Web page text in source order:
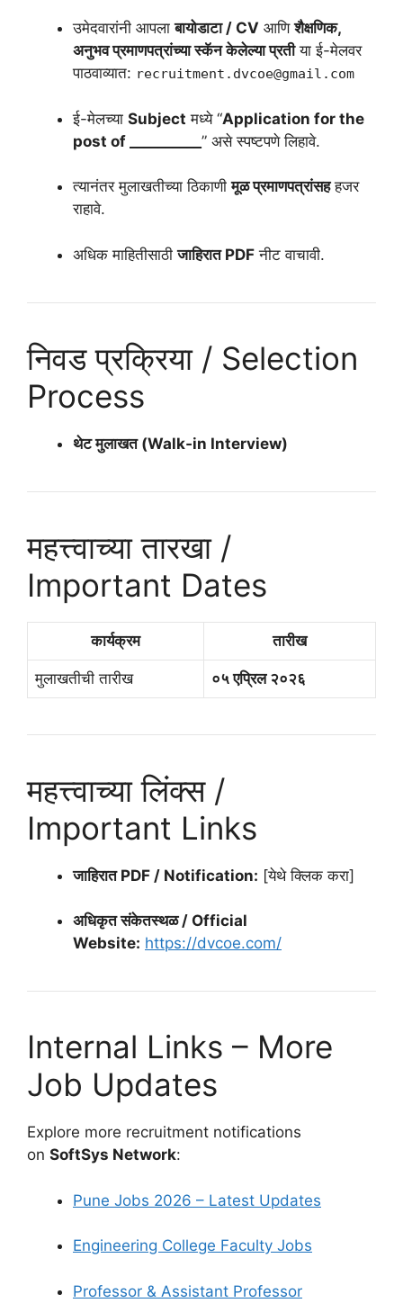
उमेदवारांनी आपलाबायोडाटा / CV आणिशैक्षणिक,
अनुभव प्रमाणपत्रांच्या स्कॅन केलेल्या प्रतीया ई-मेलवर
पाठवाव्यात: recruitment.dvcoe@gmail.com
ई-मेलच्या Subject मध्ये “Application for the
post of __________ ” असे स्पष्टपणे लिहावे.
त्यानंतर मुलाखतीच्या ठिकाणीमूळ प्रमाणपत्रांसहहजर
राहावे.
अधिक माहितीसाठीजाहिरात PDF नीट वाचावी.
निवड प्रक्रिया / Selection
Process
थेट मुलाखत (Walk‑in Interview)
महत्त्वाच्या तारखा /
Important Dates
कार्यक्रम तारीख
मुलाखतीची तारीख ०५ एप्रिल २०२६
महत्त्वाच्या लिंक्स /
Important Links
जाहिरात PDF / Notification: [येथे क्लिक करा]
अधिकृत संकेतस्थळ / Official
Website: https://dvcoe.com/
Internal Links – More
Job Updates
Explore more recruitment notifications
on SoftSys Network:
Pune Jobs 2026 – Latest Updates
Engineering College Faculty Jobs
Professor & Assistant Professor